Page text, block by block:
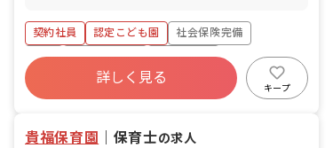
契約社員 認定こども園
社会保険完備
有給
福利厚生充実
残業少なめ
社会福祉法人
車通勤可
詳しく見る
キープ
貴福保育園 保育士の求人